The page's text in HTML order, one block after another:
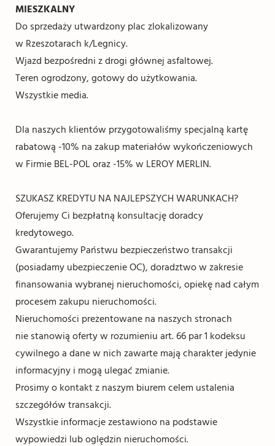
MIESZKALNY
Do sprzedaży utwardzony plac zlokalizowany
w Rzeszotarach k/Legnicy.
Wjazd bezpośredni z drogi głównej asfaltowej.
Teren ogrodzony, gotowy do użytkowania.
Wszystkie media.
Dla naszych klientów przygotowaliśmy specjalną kartę
rabatową -10% na zakup materiałów wykończeniowych
w Firmie BEL-POL oraz -15% w LEROY MERLIN.
SZUKASZ KREDYTU NA NAJLEPSZYCH WARUNKACH?
Oferujemy Ci bezpłatną konsultację doradcy
kredytowego.
Gwarantujemy Państwu bezpieczeństwo transakcji
(posiadamy ubezpieczenie OC), doradztwo w zakresie
finansowania wybranej nieruchomości, opiekę nad całym
procesem zakupu nieruchomości.
Nieruchomości prezentowane na naszych stronach
nie stanowią oferty w rozumieniu art. 66 par 1 kodeksu
cywilnego a dane w nich zawarte mają charakter jedynie
informacyjny i mogą ulegać zmianie.
Prosimy o kontakt z naszym biurem celem ustalenia
szczegółów transakcji.
Wszystkie informacje zestawiono na podstawie
wypowiedzi lub oględzin nieruchomości.